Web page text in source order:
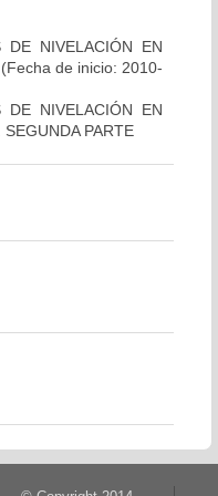
DE NIVELACIÓN EN
(Fecha de inicio: 2010-
DE NIVELACIÓN EN
PARTE